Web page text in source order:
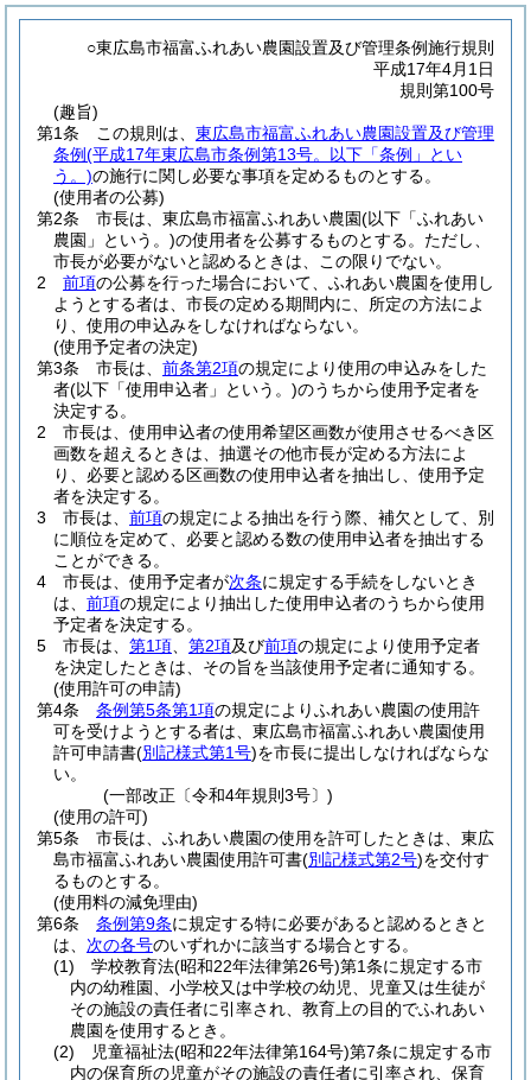
○東広島市福富ふれあい農園設置及び管理条例施行規則
平成17年4月1日
規則第100号
(趣旨)
第1条
この規則は、 東広島市福富ふれあい農園設置及び管理
条例(平成17年東広島市条例第13号。以下「条例」とい
う。)の施行に関し必要な事項を定めるものとする。
(使用者の公募)
第2条
市長は、東広島市福富ふれあい農園(以下「ふれあい
農園」という。)の使用者を公募するものとする。 ただし、
市長が必要がないと認めるときは、この限りでない。
2
前項の公募を行った場合において、ふれあい農園を使用し
ようとする者は、市長の定める期間内に、所定の方法によ
り、使用の申込みをしなければならない。
(使用予定者の決定)
第3条
市長は、 前条第2項の規定により使用の申込みをした
者(以下「使用申込者」という。)のうちから使用予定者を
決定する。
2
市長は、使用申込者の使用希望区画数が使用させるべき区
画数を超えるときは、抽選その他市長が定める方法によ
り、必要と認める区画数の使用申込者を抽出し、使用予定
者を決定する。
3
市長は、 前項の規定による抽出を行う際、補欠として、別
に順位を定めて、必要と認める数の使用申込者を抽出する
ことができる。
4
市長は、使用予定者が次条に規定する手続をしないとき
は、 前項の規定により抽出した使用申込者のうちから使用
予定者を決定する。
5
市長は、 第1項 第2項及び前項の規定により使用予定者
を決定したときは、その旨を当該使用予定者に通知する。
(使用許可の申請)
第4条
条例第5条第1項の規定によりふれあい農園の使用許
可を受けようとする者は、東広島市福富ふれあい農園使用
許可申請書(別記様式第1号)を市長に提出しなければならな
い。
(一部改正〔令和4年規則3号〕)
(使用の許可)
第5条
市長は、ふれあい農園の使用を許可したときは、東広
島市福富ふれあい農園使用許可書(別記様式第2号)を交付す
るものとする。
(使用料の減免理由)
第6条
条例第9条に規定する特に必要があると認めるときと
は、 次の各号のいずれかに該当する場合とする。
(1)
学校教育法(昭和22年法律第26号)第1条に規定する市
内の幼稚園、小学校又は中学校の幼児、児童又は生徒が
その施設の責任者に引率され、教育上の目的でふれあい
農園を使用するとき。
(2)
児童福祉法(昭和22年法律第164号)第7条に規定する市
内の保育所の児童がその施設の責任者に引率され、保育